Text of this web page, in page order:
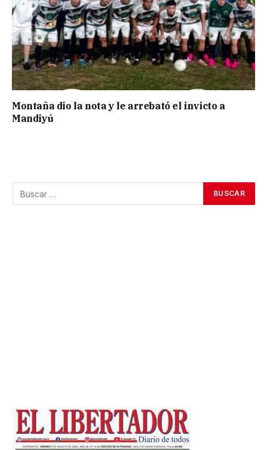
Montaña dio la nota y le arrebató el invicto a
Mandiyú